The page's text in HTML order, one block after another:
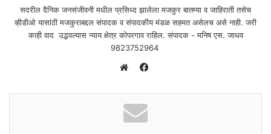
सदरील दैनिक जनसंजीवनी मधील प्रसिध्द झालेला मजकुर बातम्या व जाहिराती तसेच
व्हीडीओ यासांठी मजकुराबद्दल संपादक व संपादकीय मंडळ सहमत असेलच असे नाही. जरी
काही वाद उद्भवल्यास न्याय क्षेत्र कोपरगाव राहिल. संपादक - मनिष एस. जाधव
9823752964
e
b
s
c